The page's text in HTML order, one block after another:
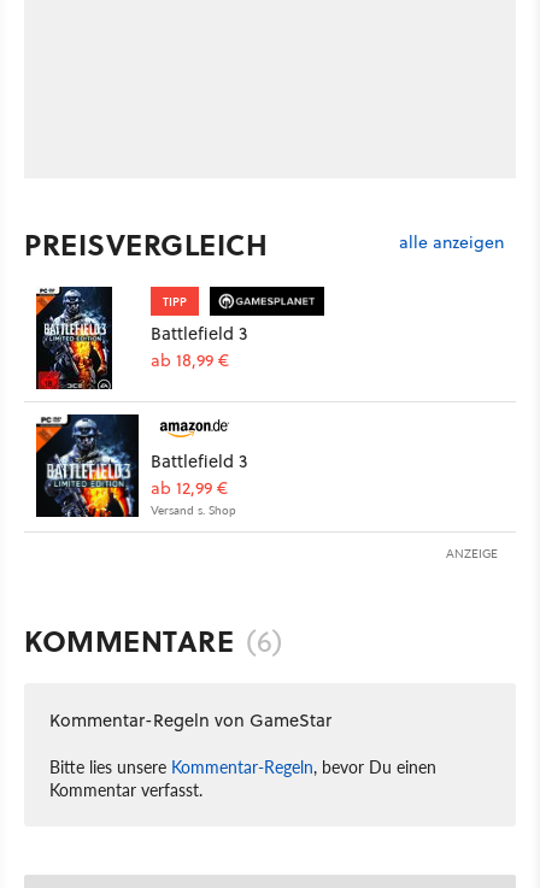
PREISVERGLEICH alle anzeigen
TIPP
Battlefield 3
ab 18,99 €
Battlefield 3
ab 12,99 €
Versand s. Shop
ANZEIGE
KOMMENTARE (6)
Kommentar-Regeln von GameStar
Bitte lies unsere Kommentar-Regeln, bevor Du einen
Kommentar verfasst.